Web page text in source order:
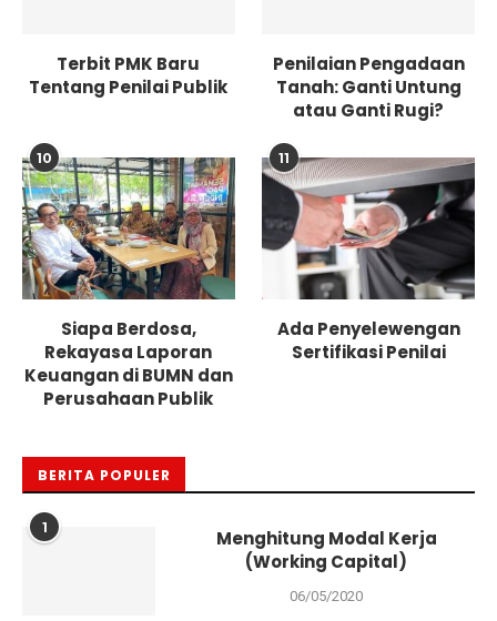
Terbit PMK Baru
Tentang Penilai Publik
Penilaian Pengadaan
Tanah: Ganti Untung
atau Ganti Rugi?
10
Siapa Berdosa,
Rekayasa Laporan
Keuangan di BUMN dan
Perusahaan Publik
11
Ada Penyelewengan
Sertifikasi Penilai
BERITA POPULER
1
Menghitung Modal Kerja
(Working Capital)
06/05/2020